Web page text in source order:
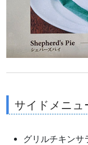
サイドメニュ
グリルチキンサ